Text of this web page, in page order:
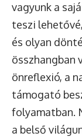
vagyunk a
teszi
és olyan
összhangban
önreflexió, a
támogató
folyamatban.
a belső